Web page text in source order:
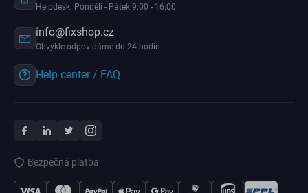
Helpdesk: Pondělí - Pátek 9:00 - 16:00
info@fixshop.cz
Obvykle odpovídáme do 24 hodin.
Help center / FAQ
Bezpečná platba